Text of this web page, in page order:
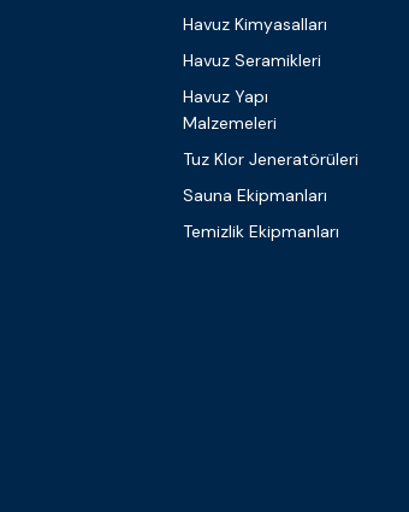
Havuz Kimyasalları
Havuz Seramikleri
Havuz Yapı
Malzemeleri
Tuz Klor Jeneratörüleri
Sauna Ekipmanları
Temizlik Ekipmanları